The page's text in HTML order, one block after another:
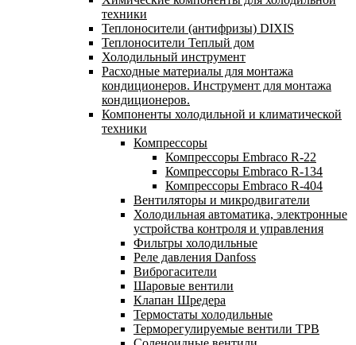
техники
Теплоносители (антифризы) DIXIS
Теплоносители Теплый дом
Холодильный инструмент
Расходные материалы для монтажа
кондиционеров. Инструмент для монтажа
кондиционеров.
Компоненты холодильной и климатической
техники
Компрессоры
Компрессоры Embraco R-22
Компрессоры Embraco R-134
Компрессоры Embraco R-404
Вентиляторы и микродвигатели
Холодильная автоматика, электронные
устройства контроля и управления
Фильтры холодильные
Реле давления Danfoss
Виброгасители
Шаровые вентили
Клапан Шредера
Термостаты холодильные
Терморегулируемые вентили ТРВ